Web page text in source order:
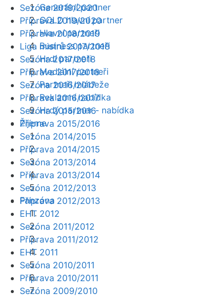
Generální partner
GOLD hlavní partner
Hlavní partneři
Business partneři
Hrdí partneři
Mediální partneři
Partneři mládeže
Reklamní nabídka
Hrdý partner - nabídka
Žijeme
Fanzóna
Sezóna 2019/2020
Příprava 2019/2020
Příprava 2018/2019
Liga mistrů 2017/2018
Sezóna 2017/2018
Příprava 2017/2018
Sezóna 2016/2017
Příprava 2016/2017
Sezóna 2015/2016
Příprava 2015/2016
Sezóna 2014/2015
Příprava 2014/2015
Sezóna 2013/2014
Příprava 2013/2014
Sezóna 2012/2013
Příprava 2012/2013
EHT 2012
Sezóna 2011/2012
Příprava 2011/2012
EHT 2011
Sezóna 2010/2011
Příprava 2010/2011
Sezóna 2009/2010